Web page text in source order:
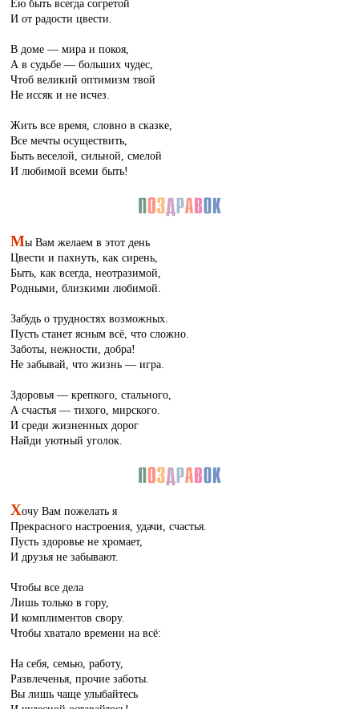
Ею быть всегда согретой
И от радости цвести.
В доме — мира и покоя,
А в судьбе — больших чудес,
Чтоб великий оптимизм твой
Не иссяк и не исчез.
Жить все время, словно в сказке,
Все мечты осуществить,
Быть веселой, сильной, смелой
И любимой всеми быть!
Мы Вам желаем в этот день
Цвести и пахнуть, как сирень,
Быть, как всегда, неотразимой,
Родными, близкими любимой.
Забудь о трудностях возможных.
Пусть станет ясным всё, что сложно.
Заботы, нежности, добра!
Не забывай, что жизнь — игра.
Здоровья — крепкого, стального,
А счастья — тихого, мирского.
И среди жизненных дорог
Найди уютный уголок.
Хочу Вам пожелать я
Прекрасного настроения, удачи, счастья.
Пусть здоровье не хромает,
И друзья не забывают.
Чтобы все дела
Лишь только в гору,
И комплиментов свору.
Чтобы хватало времени на всё:
На себя, семью, работу,
Развлеченья, прочие заботы.
Вы лишь чаще улыбайтесь